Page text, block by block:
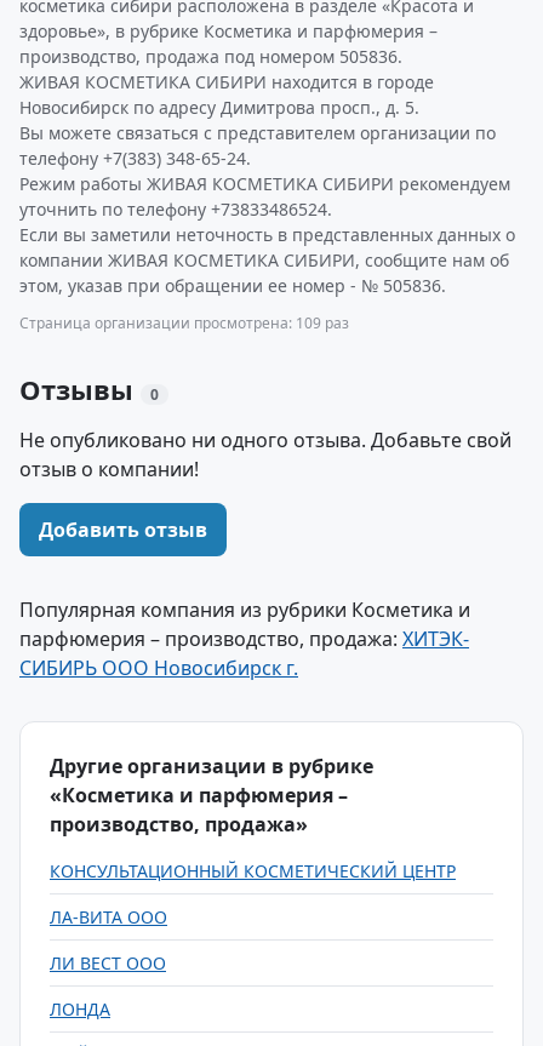
косметика сибири расположена в разделе «Красота и
здоровье», в рубрике Косметика и парфюмерия –
производство, продажа под номером 505836.
ЖИВАЯ КОСМЕТИКА СИБИРИ находится в городе
Новосибирск по адресу Димитрова просп., д. 5.
Вы можете связаться с представителем организации по
телефону +7(383) 348-65-24.
Режим работы ЖИВАЯ КОСМЕТИКА СИБИРИ рекомендуем
уточнить по телефону +73833486524.
Если вы заметили неточность в представленных данных о
компании ЖИВАЯ КОСМЕТИКА СИБИРИ, сообщите нам об
этом, указав при обращении ее номер - № 505836.
Страница организации просмотрена: 109 раз
Отзывы 0
Не опубликовано ни одного отзыва. Добавьте свой
отзыв о компании!
Добавить отзыв
Популярная компания из рубрики Косметика и
парфюмерия – производство, продажа: ХИТЭК-
СИБИРЬ ООО Новосибирск г.
Другие организации в рубрике
«Косметика и парфюмерия –
производство, продажа»
КОНСУЛЬТАЦИОННЫЙ КОСМЕТИЧЕСКИЙ ЦЕНТР
ЛА-ВИТА ООО
ЛИ ВЕСТ ООО
ЛОНДА